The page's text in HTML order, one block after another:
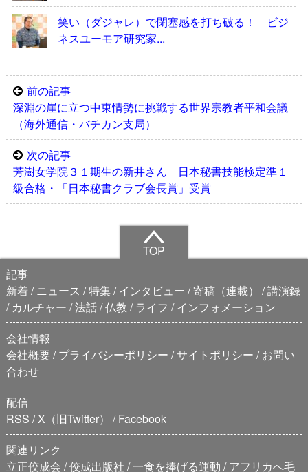
笑い（ダジャレ）で閉塞感を打ち破る！ ビジ
ネスユーモア研究家...
前の記事
深淵の崖に立つ中東情勢に挑戦する世界宗教者平和会議
（海外通信・バチカン支局）
次の記事
芳澍女学院３１期生の新井さん 日本秘書技能検定準１
級合格・「日本秘書クラブ会長賞」受賞
TOP
記事
新着
ニュース 特集 インタビュー 寄稿（連載）
講演録
カルチャー 法話 仏教 ライフ
インフォメーション
会社情報
会社概要 プライバシーポリシー サイトポリシー
お問い
合わせ
配信
RSS X（旧Twitter）
Facebook
関連リンク
立正佼成会 佼成出版社 一食を捧げる運動 アフリカへ毛